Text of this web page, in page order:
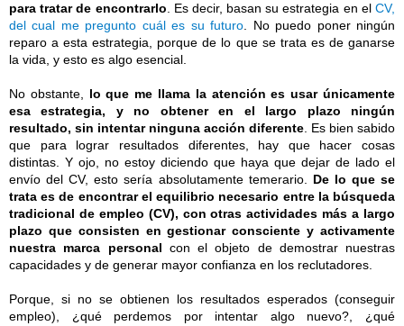
para tratar de encontrarlo. Es decir, basan su estrategia en elCV,
del cual me pregunto cuál es su futuro. No puedo poner ningún
reparo a esta estrategia, porque de lo que se trata es de ganarse
la vida, y esto es algo esencial.
No obstante, lo que me llama la atención es usar únicamente
esa estrategia, y no obtener en el largo plazo ningún
resultado, sin intentar ninguna acción diferente. Es bien sabido
que para lograr resultados diferentes, hay que hacer cosas
distintas. Y ojo, no estoy diciendo que haya que dejar de lado el
envío del CV, esto sería absolutamente temerario. De lo que se
trata es de encontrar el equilibrio necesario entre la búsqueda
tradicional de empleo (CV), con otras actividades más a largo
plazo que consisten en gestionar consciente y activamente
nuestra marca personal con el objeto de demostrar nuestras
capacidades y de generar mayor confianza en los reclutadores.
Porque, si no se obtienen los resultados esperados (conseguir
empleo), ¿qué perdemos por intentar algo nuevo?, ¿qué